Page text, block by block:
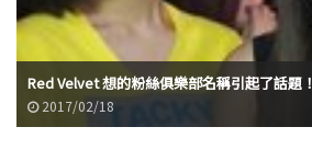
Red Velvet 想的粉絲俱樂部名稱引起了話題！
2017/02/18